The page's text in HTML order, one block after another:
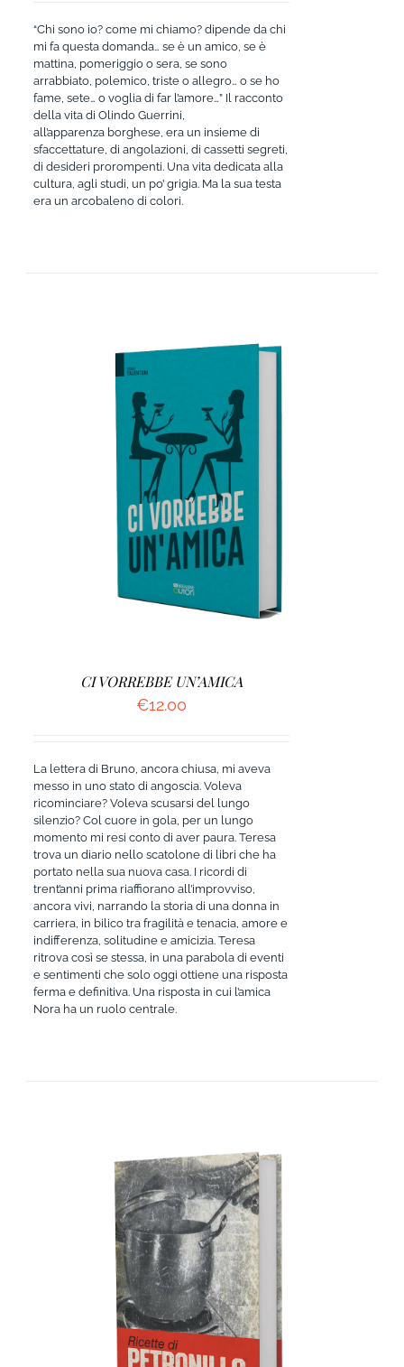
“Chi sono io? come mi chiamo? dipende da chi
mi fa questa domanda… se è un amico, se è
mattina, pomeriggio o sera, se sono
arrabbiato, polemico, triste o allegro… o se ho
fame, sete… o voglia di far l’amore…” Il racconto
della vita di Olindo Guerrini,
all’apparenza borghese, era un insieme di
sfaccettature, di angolazioni, di cassetti segreti,
di desideri prorompenti. Una vita dedicata alla
cultura, agli studi, un po’ grigia. Ma la sua testa
era un arcobaleno di colori.
AGGIUNGI AL CARRELLO /
CI VORREBBE UN’AMICA
€12.00
La lettera di Bruno, ancora chiusa, mi aveva
messo in uno stato di angoscia. Voleva
ricominciare? Voleva scusarsi del lungo
silenzio? Col cuore in gola, per un lungo
momento mi resi conto di aver paura. Teresa
trova un diario nello scatolone di libri che ha
portato nella sua nuova casa. I ricordi di
trent’anni prima riaffiorano all’improvviso,
ancora vivi, narrando la storia di una donna in
carriera, in bilico tra fragilità e tenacia, amore e
indifferenza, solitudine e amicizia. Teresa
ritrova così se stessa, in una parabola di eventi
e sentimenti che solo oggi ottiene una risposta
ferma e definitiva. Una risposta in cui l’amica
Nora ha un ruolo centrale.
DETTAGLI